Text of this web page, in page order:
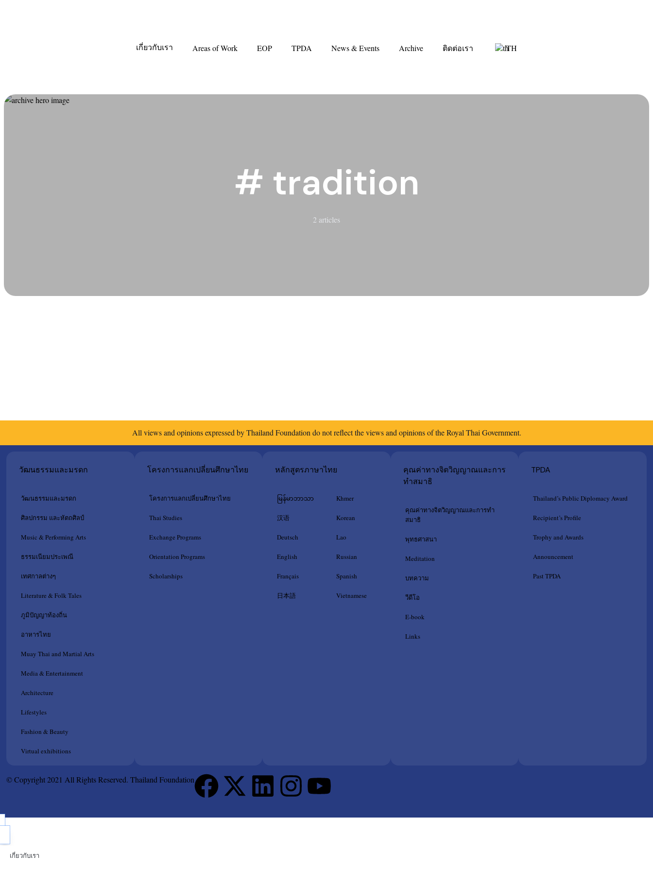
เกี่ยวกับเรา Areas of Work EOP TPDA News & Events Archive ติดต่อเรา TH
# tradition
2 articles
All views and opinions expressed by Thailand Foundation do not reflect the views and opinions of the Royal Thai Government.
วัฒนธรรมและมรดก
วัฒนธรรมและมรดก
ศิลปกรรม และหัตถศิลป์
Music & Performing Arts
ธรรมเนียมประเพณี
เทศกาลต่างๆ
Literature & Folk Tales
ภูมิปัญญาท้องถิ่น
อาหารไทย
Muay Thai and Martial Arts
Media & Entertainment
Architecture
Lifestyles
Fashion & Beauty
Virtual exhibitions
โครงการแลกเปลี่ยนศึกษาไทย
โครงการแลกเปลี่ยนศึกษาไทย
Thai Studies
Exchange Programs
Orientation Programs
Scholarships
หลักสูตรภาษาไทย
မြန်မာဘာသာ
汉语
Deutsch
English
Français
日本語
Khmer
Korean
Lao
Russian
Spanish
Vietnamese
คุณค่าทางจิตวิญญาณและการ
ทำสมาธิ
คุณค่าทางจิตวิญญาณและการทำ
สมาธิ
พุทธศาสนา
Meditation
บทความ
วีดีโอ
E-book
Links
TPDA
Thailand’s Public Diplomacy Award
Recipient’s Profile
Trophy and Awards
Announcement
Past TPDA
© Copyright 2021 All Rights Reserved. Thailand Foundation
เกี่ยวกับเรา